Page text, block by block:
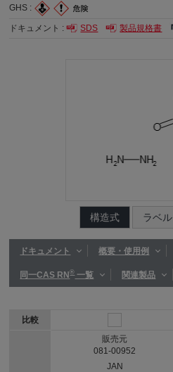
GHS :
ドキュメント : SDS 製品規格書
構造式 ラベル
ドキュメント 概要・使用例
同一CAS RN®一覧 関連製品
比較
販売元
081-00952
JAN